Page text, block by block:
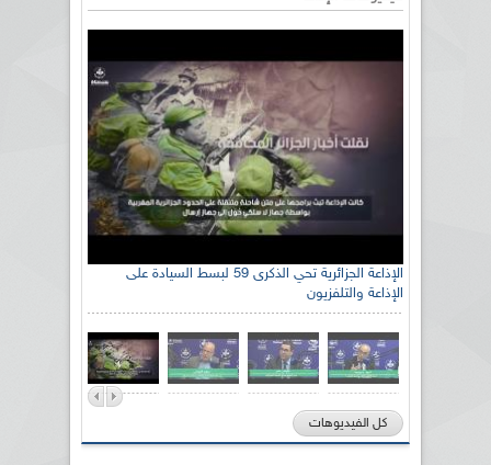
الإذاعة الجزائرية تحي الذكرى 59 لبسط السيادة على
الإذاعة والتلفزيون
كل الفيديوهات